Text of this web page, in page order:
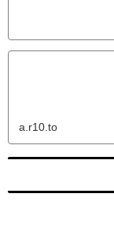
a.r10.to